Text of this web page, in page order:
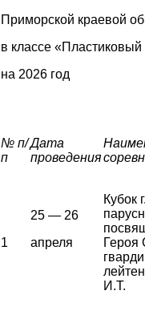
Приморской краевой
в классе «Пластиковый
на 2026 год
№ п/
п
Дата
проведения
1
25 — 26
апреля
Кубок
Героя
И.Т.